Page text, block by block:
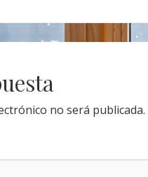
no será publicada.